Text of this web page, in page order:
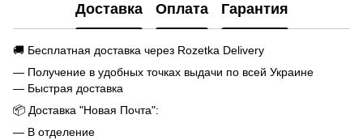
Доставка Оплата Гарантия
🚚 Бесплатная доставка через Rozetka Delivery
— Получение в удобных точках выдачи по всей Украине
— Быстрая доставка
📦 Доставка "Новая Почта":
— В отделение